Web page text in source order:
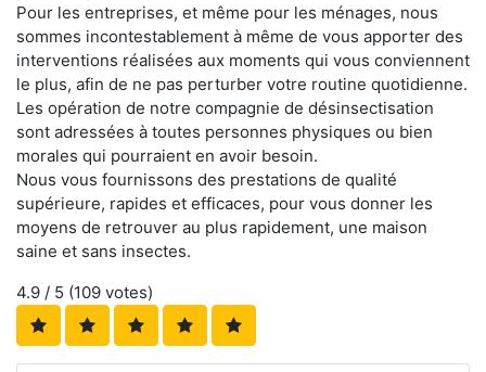
Pour les entreprises, et même pour les ménages, nous
sommes incontestablement à même de vous apporter des
interventions réalisées aux moments qui vous conviennent
le plus, afin de ne pas perturber votre routine quotidienne.
Les opération de notre compagnie de désinsectisation
sont adressées à toutes personnes physiques ou bien
morales qui pourraient en avoir besoin.
Nous vous fournissons des prestations de qualité
supérieure, rapides et efficaces, pour vous donner les
moyens de retrouver au plus rapidement, une maison
saine et sans insectes.
4.9 / 5 (109 votes)